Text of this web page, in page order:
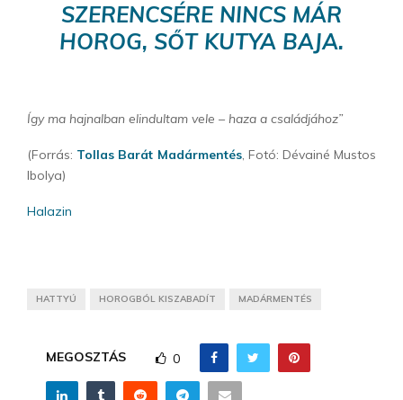
SZERENCSÉRE NINCS MÁR
HOROG, SŐT KUTYA BAJA.
Így ma hajnalban elindultam vele – haza a családjához”
(Forrás: Tollas Barát Madármentés, Fotó: Dévainé Mustos
Ibolya)
Halazin
HATTYÚ HOROGBÓL KISZABADÍT MADÁRMENTÉS
MEGOSZTÁS 0